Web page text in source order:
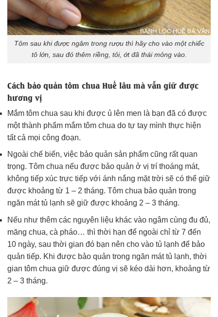
Tôm sau khi được ngâm trong rượu thì hãy cho vào một chiếc
tô lớn, sau đó thêm riềng, tỏi, ớt đã thái mỏng vào.
Cách bảo quản tôm chua Huế lâu mà vẫn giữ được
hương vị
Mắm tôm chua sau khi được ủ lên men là bạn đã có được
một thành phẩm mắm tôm chua do tự tay mình thực hiện
tất cả mọi công đoạn.
Ngoài chế biến, việc bảo quản sản phẩm cũng rất quan
trọng. Tôm chua nếu được bảo quản ở vị trí thoáng mát,
không tiếp xúc trực tiếp với ánh nắng mặt trời sẽ có thể giữ
được khoảng từ 1 – 2 tháng. Tôm chua bảo quản trong
ngăn mát tủ lạnh sẽ giữ được khoảng 2 – 3 tháng.
Nếu như thêm các nguyên liệu khác vào ngâm cùng đu đủ,
măng chua, cà pháo… thì thời hạn để ngoài chỉ từ 7 đến
10 ngày, sau thời gian đó bạn nên cho vào tủ lạnh để bảo
quản tiếp. Khi được bảo quản trong ngăn mát tủ lạnh, thời
gian tôm chua giữ được đúng vị sẽ kéo dài hơn, khoảng từ
2 – 3 tháng.